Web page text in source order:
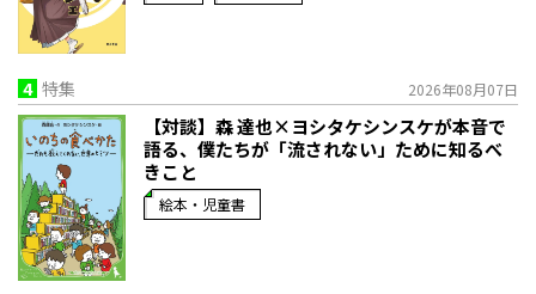
4 特集 2026年08月07日
【対談】森 達也×ヨシタケシンスケが本音で
語る、僕たちが「流されない」ために知るべ
きこと
絵本・児童書